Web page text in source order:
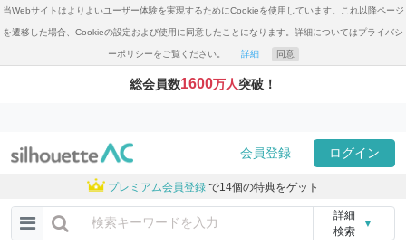
当Webサイトはよりよいユーザー体験を実現するためにCookieを使用しています。これ以降ページ
を遷移した場合、Cookieの設定および使用に同意したことになります。詳細についてはプライバシ
ーポリシーをご覧ください。 詳細 同意
総会員数1600万人突破！
会員登録 ログイン
プレミアム会員登録 で14個の特典をゲット
詳細
検索
▼